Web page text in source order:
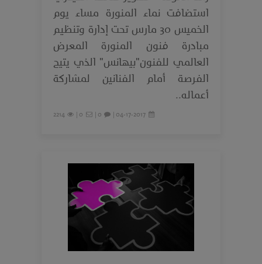
استضافت نماء المنورة مساء يوم
الخميس 30 مارس تحت إدارة وتنظيم
مبادرة فنون المنورة المعرض
العالمي للفنون"بيهانس" الذي يتيح
الفرصة أمام الفنانين لمشاركة
أعماله..
04-17-2017 |
0 |
0 |
2214